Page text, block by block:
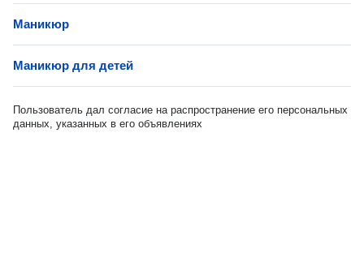
Маникюр
Маникюр для детей
Пользователь дал согласие на распространение его персональных
данных, указанных в его объявлениях